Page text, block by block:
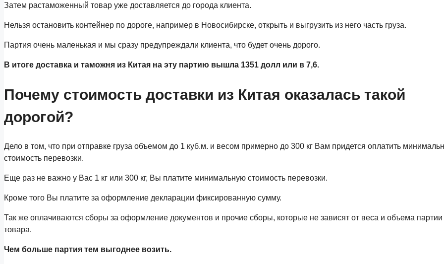
Затем растаможенный товар уже доставляется до города клиента.
Нельзя остановить контейнер по дороге, например в Новосибирске, открыть и выгрузить из него часть груза.
Партия очень маленькая и мы сразу предупреждали клиента, что будет очень дорого.
В итоге доставка и таможня из Китая на эту партию вышла 1351 долл или в 7,6.
Почему стоимость доставки из Китая оказалась такой
дорогой?
Дело в том, что при отправке груза объемом до 1 куб.м. и весом примерно до 300 кг Вам придется оплатить
стоимость перевозки.
Еще раз не важно у Вас 1 кг или 300 кг, Вы платите минимальную стоимость перевозки.
Кроме того Вы платите за оформление декларации фиксированную сумму.
Так же оплачиваются сборы за оформление документов и прочие сборы, которые не зависят от веса и объема партии
товара.
Чем больше партия тем выгоднее возить.